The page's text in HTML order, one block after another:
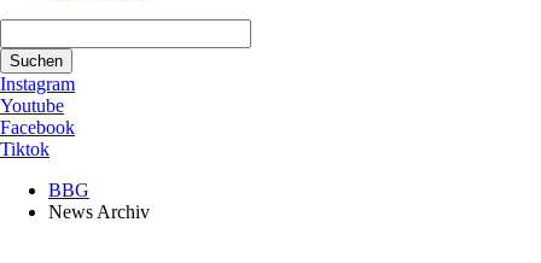
Suchen
Instagram
Youtube
Facebook
Tiktok
BBG
News Archiv